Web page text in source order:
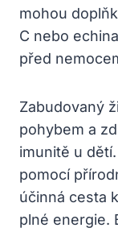
mohou
C nebo
před
Zabudovaný
pohybem a
imunitě u
pomocí
účinná cesta
plné energie.